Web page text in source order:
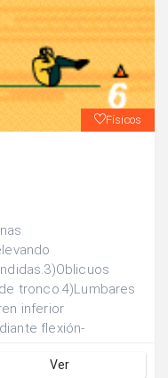
Físicos
tronco.4)Lumbares
inferior
flexión-
de piernas a
Ver